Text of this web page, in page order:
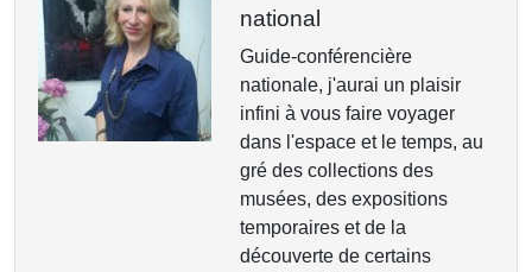
national
Guide-conférencière
nationale, j'aurai un plaisir
infini à vous faire voyager
dans l'espace et le temps, au
gré des collections des
musées, des expositions
temporaires et de la
découverte de certains